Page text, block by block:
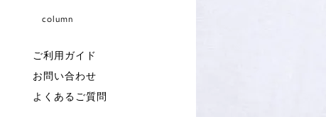
column
ご利用ガイド
お問い合わせ
よくあるご質問